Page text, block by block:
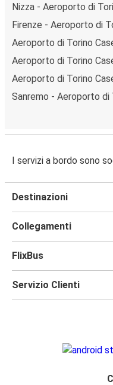
Nizza - Aeroporto di
Firenze - Aeroporto di
Aeroporto di Torino
Aeroporto di Torino
Aeroporto di Torino
Sanremo - Aeroporto di
I servizi a bordo sono
Destinazioni
Collegamenti
FlixBus
Servizio Clienti